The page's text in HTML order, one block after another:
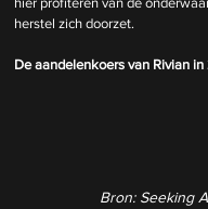
herstel zich doorzet.
De aandelenkoers van Rivian
Bron: Seeking